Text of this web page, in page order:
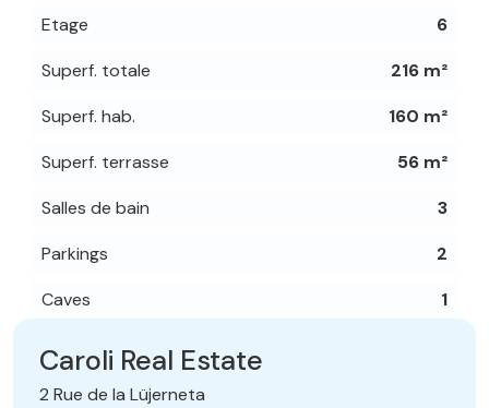
Etage
6
Superf. totale
216 m²
Superf. hab.
160 m²
Superf. terrasse
56 m²
Salles de bain
3
Parkings
2
Caves
1
Caroli Real Estate
2 Rue de la Lüjerneta